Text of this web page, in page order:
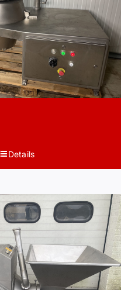
Details